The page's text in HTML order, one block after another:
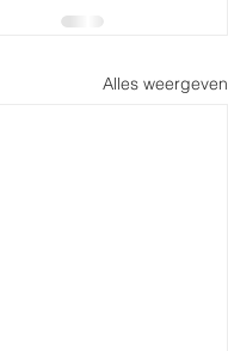
Alles weergeven